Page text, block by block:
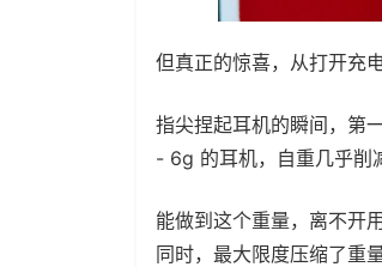
但真正的惊喜，从打开充
指尖捏起耳机的瞬间，第
- 6g 的耳机，自重几乎削
能做到这个重量，离不开
同时，最大限度压缩了重